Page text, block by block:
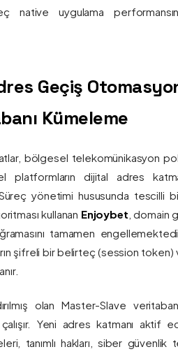
native uygulama
Geçiş
Kümeleme
bölgesel telekomünikasyon
platformların dijital adres
yönetimi hususunda tescilli
kullanan Enjoybet , domain
tamamen
şifreli bir belirteç (session token)
olan Master-Slave
Yeni adres katmanı aktif
tanımlı hakları, siber